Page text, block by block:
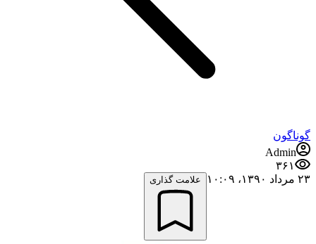
گوناگون
Admin
۳۶۱
۲۳ مرداد ۱۳۹۰،‏ ۱۰:۰۹
علامت گذاری